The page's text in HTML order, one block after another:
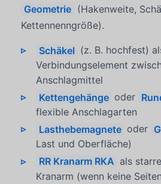
Geometrie (Hakenweite,
Kettennenngröße).
Schäkel (z. B. hochfest)
Verbindungselement
Anschlagmittel
Kettengehänge oder
flexible Anschlagarten
Lasthebemagnete oder
Last und Oberfläche)
RR Kranarm RKA als
Kranarm (wenn keine